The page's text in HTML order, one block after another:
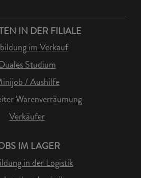
IN DER FILIALE
im Verkauf
Studium
/ Aushilfe
Warenverräumung
Verkäufer
IM LAGER
in der Logistik